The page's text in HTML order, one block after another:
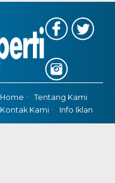
Home
Tentang Kami
Kontak Kami
Info Iklan